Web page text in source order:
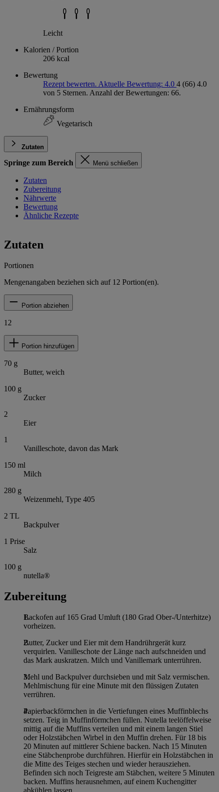
Leicht
Kalorien / Portion
206 kcal
Bewertung
Rezept bewerten. Aktuelle Bewertung: 4.0 4 (66) 4.0
von 5 Sternen. Anzahl der Bewertungen: 66.
Ernährungsform
Vegetarisch
Zutaten
Springe zum Bereich Menü schließen
Zutaten
Zubereitung
Nährwerte
Bewertung
Ähnliche Rezepte
Zutaten
Portionen
Mengenangaben beziehen sich auf 12 Portion(en).
Portion abziehen
12
Portion hinzufügen
70 g
Butter, weich
100 g
Zucker
2
Eier
1
Vanilleschote, davon das Mark
150 ml
Milch
280 g
Weizenmehl, Type 405
2 TL
Backpulver
1 Prise
Salz
100 g
nutella®
Zubereitung
Backofen auf 165 Grad Umluft (180 Grad Ober-/Unterhitze)
vorheizen.
Butter, Zucker und Eier mit dem Handrührgerät kurz
verquirlen. Vanilleschote der Länge nach aufschneiden und
das Mark auskratzen. Milch und Vanillemark unterrühren.
Mehl und Backpulver durchsieben und mit Salz vermischen.
Mehlmischung für eine Minute mit den flüssigen Zutaten
verrühren.
Papierbackförmchen in die Vertiefungen eines Muffinblechs
setzen. Teig in Muffinförmchen füllen. Nutella teelöffelweise
mittig auf die Muffins verteilen und mit einem langen Stiel
oder Holzstäbchen Wirbel in den Muffin drehen. Für 18 bis
20 Minuten auf mittlerer Schiene backen. Nach 15 Minuten
eine Stäbchenprobe durchführen. Hierfür ein Holzstäbchen in
die Mitte des Teiges stechen und wieder herausziehen.
Befinden sich noch Teigreste am Stäbchen, weitere 5 Minuten
backen. Muffins herausnehmen, auf einem Kuchengitter
abkühlen lassen.